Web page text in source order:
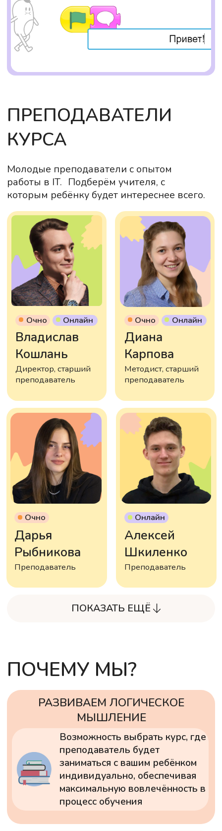
программирования ребята
зарабатывают Шкодики — баллы за
выполнение заданий. Накопленные
Шкодики дети могут обменять на призы.
Имя
Телефон
Нажимая кнопку «Оставить заявку», я
конфиденциальности
ОСТАВИТЬ ЗАЯВКУ
сориентируем по цене после пробного
занятия
Подберём программу и запишем на
Позвоним вам, уточним возраст
ребёнка и его интересы
ПОМОЖЕМ ВЫБРАТЬ КУРС И
ЗАПИШЕМ НА БЕСПЛАТНОЕ
ВВОДНОЕ ЗАНЯТИЕ
ЗАПИСАТЬСЯ НА ЗАНЯТИЕ
ОТЗЫВЫ РОДИТЕЛЕЙ
ВСЕ ОТЗЫВЫ НА
ЯНДЕКС.КАРТАХ →